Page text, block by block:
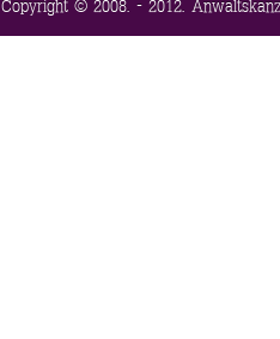
Copyright © 2008. - 2012.